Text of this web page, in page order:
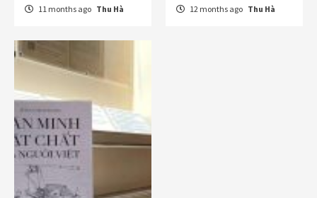
11 months ago Thu Hà 12 months ago Thu Hà